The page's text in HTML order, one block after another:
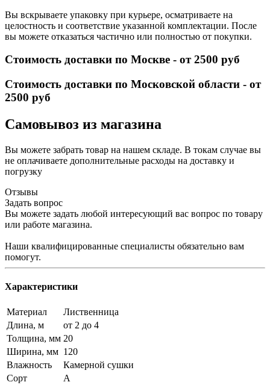
Вы вскрываете упаковку при курьере, осматриваете на
целостность и соответствие указанной комплектации. После
вы можете отказаться частично или полностью от покупки.
Стоимость доставки по Москве - от 2500 руб
Стоимость доставки по Московской области - от
2500 руб
Самовывоз из магазина
Вы можете забрать товар на нашем складе. В токам случае вы
не оплачиваете дополнительные расходы на доставку и
погрузку
Отзывы
Задать вопрос
Вы можете задать любой интересующий вас вопрос по товару
или работе магазина.
Наши квалифицированные специалисты обязательно вам
помогут.
Характеристики
Материал
Лиственница
Длина, м
от 2 до 4
Толщина, мм 20
Ширина, мм 120
Влажность
Камерной сушки
Сорт
А